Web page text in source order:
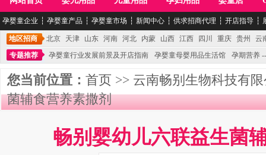
孕婴童企业 ┆ 孕婴童产品 ┆ 孕婴童市场 ┆ 新闻中心 ┆ 供求招商代理 ┆ 开店指导 ┆
地区招商 北京 天津 山东 河南 河北 内蒙 山西 江西 四川 重庆 贵州
云
专题推荐
孕婴童行业发展前景及开店指南 孕婴童母婴用品生活馆 孕期营养
您当前位置： 首页 >> 云南畅别生物科技有
菌辅食营养素撒剂
畅别婴幼儿六联益生菌